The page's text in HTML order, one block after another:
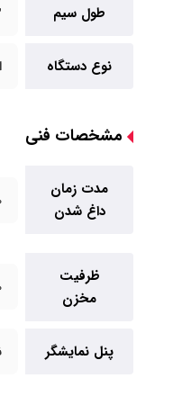
طول سیم
نوع دستگاه
مشخصات فنی
مدت زمان
داغ شدن
ظرفیت
مخزن
پنل نمایشگر